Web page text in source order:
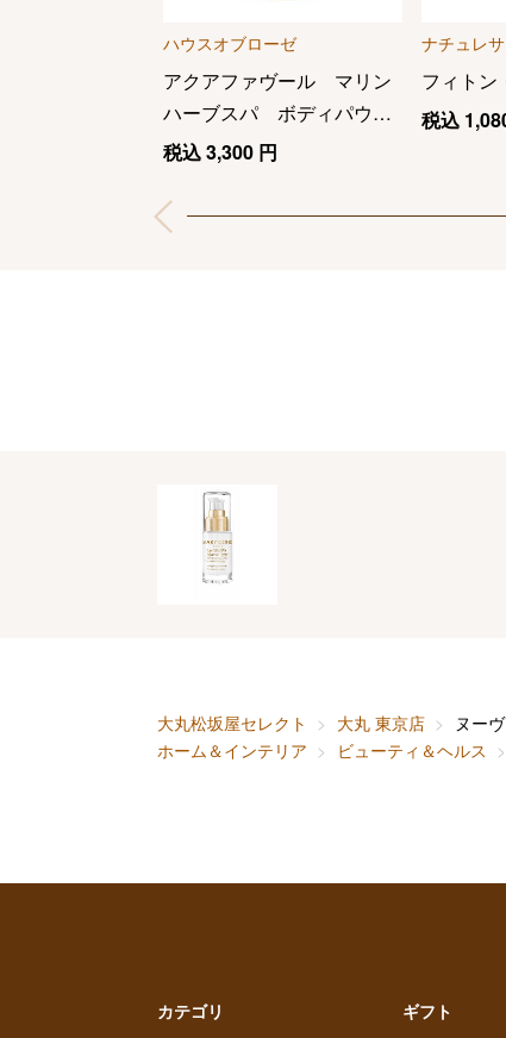
ハウスオブローゼ
アクアファヴール マリン
ハーブスパ ボディパウダ
ー
税込3,300 円
ナチュレ
フィトン
税込
大丸松坂屋セレクト 大丸 東京店
ヌー
ホーム＆インテリア
ビューティ＆ヘルス
カテゴリ ギフト